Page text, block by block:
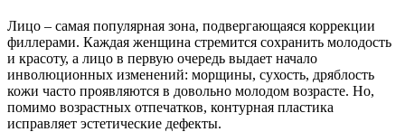
Лицо – самая популярная зона, подвергающаяся коррекции
филлерами. Каждая женщина стремится сохранить молодость
и красоту, а лицо в первую очередь выдает начало
инволюционных изменений: морщины, сухость, дряблость
кожи часто проявляются в довольно молодом возрасте. Но,
помимо возрастных отпечатков, контурная пластика
исправляет эстетические дефекты.